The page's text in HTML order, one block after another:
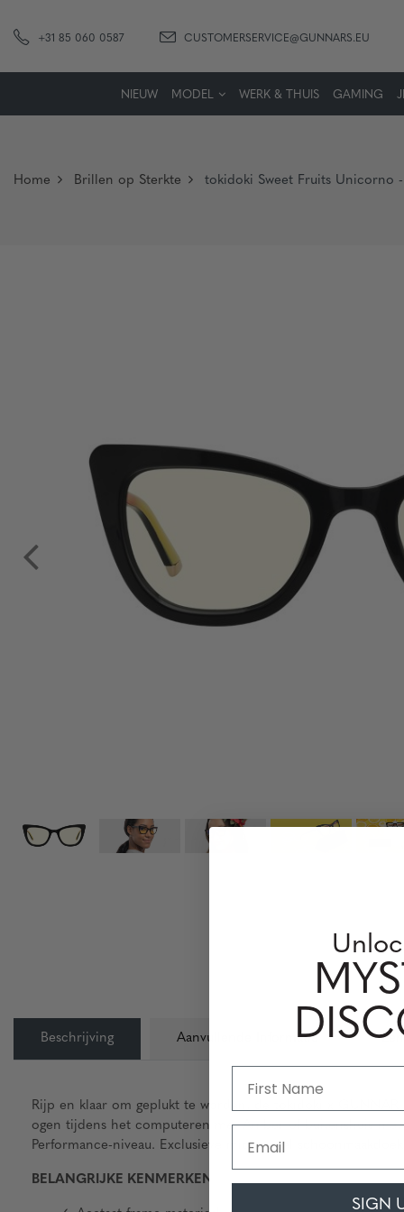
+31 85 060 0587 CUSTOMERSERVICE@GUNNARS.EU
NIEUW MODEL WERK & THUIS GAMING
Home Brillen op Sterkte tokidoki Sweet Fruits Unicorno
Beschrijving Aanvullende Informatie
Rijp en klaar om geplukt te worden, de tokidoki x
ogen tijdens het computeren met Amber of buitenshuis
Performance-niveau. Exclusieve microvezel
BELANGRIJKE KENMERKEN
SIGN